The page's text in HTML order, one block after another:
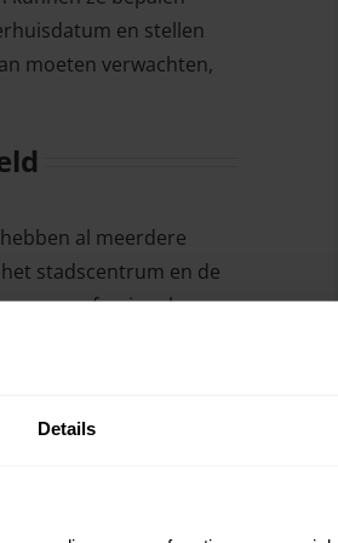
Details
en stellen
moeten verwachten,
al meerdere
stadscentrum en de
onze professionals